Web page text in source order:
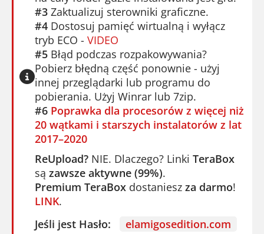
#3 Zaktualizuj sterowniki graficzne.
#4 Dostosuj pamięć wirtualną i wyłącz
tryb ECO - VIDEO
#5 Błąd podczas rozpakowywania?
Pobierz błędną część ponownie - użyj
innej przeglądarki lub programu do
pobierania. Użyj Winrar lub 7zip.
#6 Poprawka dla procesorów z więcej niż
20 wątkami i starszych instalatorów z lat
2017–2020
ReUpload? NIE. Dlaczego? Linki TeraBox
są zawsze aktywne (99%).
Premium TeraBox dostaniesz za darmo!
LINK.
Jeśli jest Hasło:
elamigosedition.com